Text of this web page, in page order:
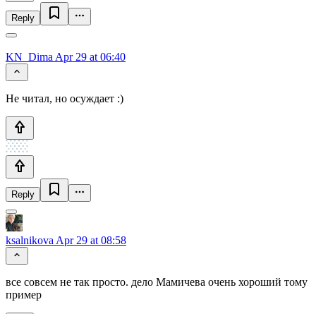
Reply
KN_Dima Apr 29 at 06:40
Не читал, но осуждает :)
Reply
ksalnikova Apr 29 at 08:58
все совсем не так просто. дело Мамичева очень хороший тому
пример